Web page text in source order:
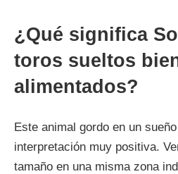
¿Qué significa
toros sueltos
alimentados?
Este animal gordo en un
interpretación muy positiva.
tamaño en una misma zona